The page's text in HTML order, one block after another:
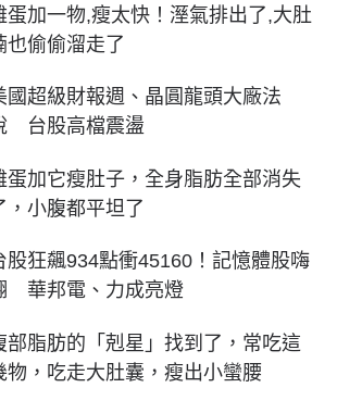
蛋加一物,瘦太快！溼氣排出了,大肚
也偷偷溜走了
國超級財報週、晶圓龍頭大廠法
台股高檔震盪
蛋加它瘦肚子，全身脂肪全部消失
，小腹都平坦了
股狂飆934點衝45160！記憶體股嗨
華邦電、力成亮燈
部脂肪的「剋星」找到了，常吃這
物，吃走大肚囊，瘦出小蠻腰